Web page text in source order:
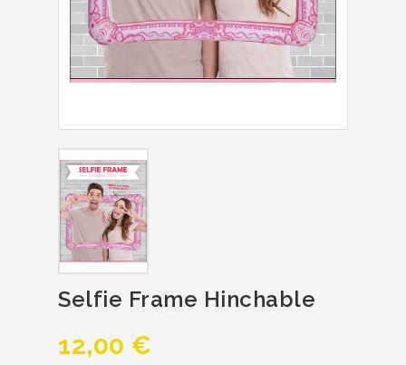
Selfie Frame Hinchable
12,00 €